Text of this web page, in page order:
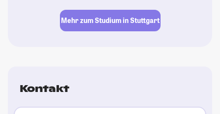
Mehr zum Studium in Stuttgart
Kontakt